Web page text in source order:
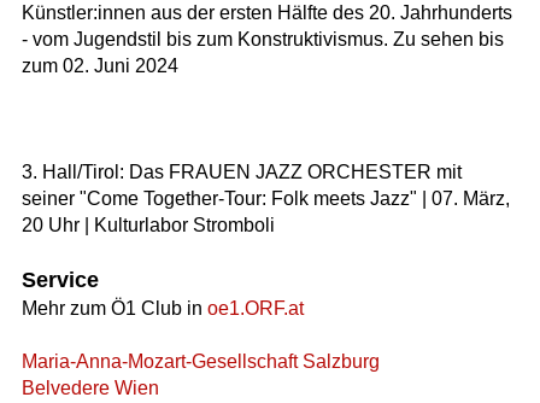
Künstler:innen aus der ersten Hälfte des 20. Jahrhunderts
- vom Jugendstil bis zum Konstruktivismus. Zu sehen bis
zum 02. Juni 2024
3. Hall/Tirol: Das FRAUEN JAZZ ORCHESTER mit
seiner "Come Together-Tour: Folk meets Jazz" | 07. März,
20 Uhr | Kulturlabor Stromboli
Service
Mehr zum Ö1 Club in oe1.ORF.at
Maria-Anna-Mozart-Gesellschaft Salzburg
Belvedere Wien